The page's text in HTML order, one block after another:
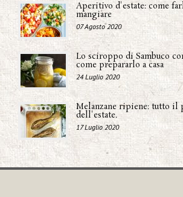
Aperitivo d'estate: come
mangiare
07 Agosto 2020
Lo sciroppo di Sambuco
come prepararlo a casa
24 Luglio 2020
Melanzane ripiene: tutto il
dell'estate.
17 Luglio 2020